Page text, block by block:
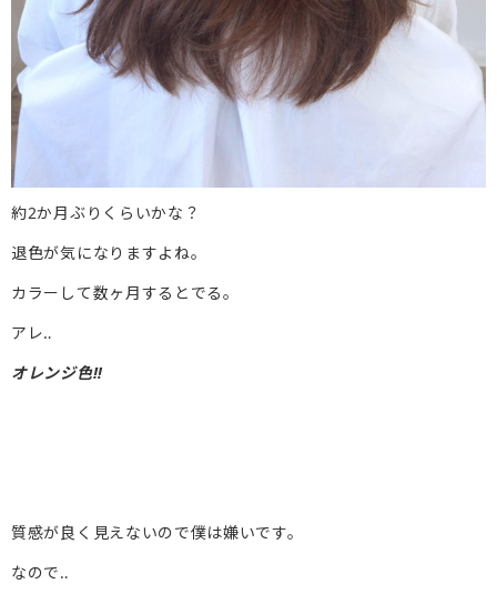
約2か月ぶりくらいかな？
退色が気になりますよね。
カラーして数ヶ月するとでる。
アレ‥
オレンジ色‼︎
質感が良く見えないので僕は嫌いです。
なので‥